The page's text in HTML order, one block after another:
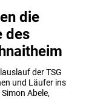
die
des
der TSG
und Läufer ins
Abele,